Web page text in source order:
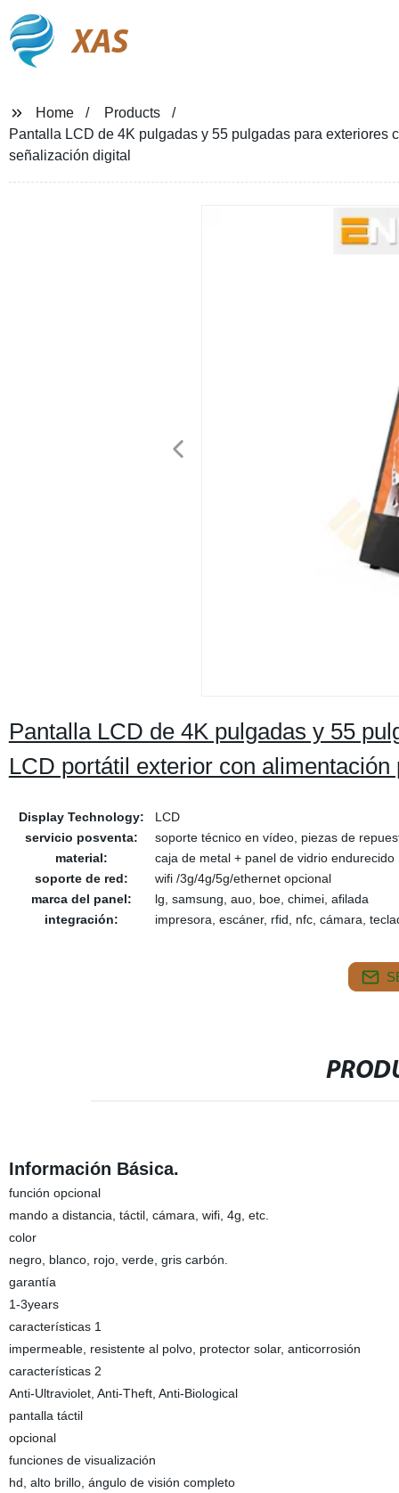
XAS
Home
Products
Pantalla LCD de 4K pulgadas y 55 pulgadas para
señalización digital
Pantalla LCD de 4K pulgadas y 55
LCD portátil exterior con
Display Technology:
LCD
servicio posventa:
soporte técnico en vídeo, piezas de
material:
caja de metal + panel de vidrio endurecido
soporte de red:
wifi /3g/4g/5g/ethernet opcional
marca del panel:
lg, samsung, auo, boe, chimei, afilada
integración:
impresora, escáner, rfid, nfc, cámara,
Información Básica.
función opcional
mando a distancia, táctil, cámara, wifi, 4g, etc.
color
negro, blanco, rojo, verde, gris carbón.
garantía
1-3years
características 1
impermeable, resistente al polvo, protector solar, anticorrosión
características 2
Anti-Ultraviolet, Anti-Theft, Anti-Biological
pantalla táctil
opcional
funciones de visualización
hd, alto brillo, ángulo de visión completo